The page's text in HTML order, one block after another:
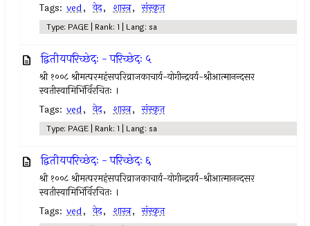
Tags: ved, वेद, शास्त्र, संस्कृत
Type: PAGE | Rank: 1 | Lang: sa
द्वितीयपरिच्छेदः - परिच्छेदः ५
श्री १००८ श्रीमत्परमहंसपरिव्राजकाचार्य-योगीन्द्रवर्य-श्रीआत्मानन्दसर
स्वतीस्वामिभिंर्विरचितः ।
Tags: ved, वेद, शास्त्र, संस्कृत
Type: PAGE | Rank: 1 | Lang: sa
द्वितीयपरिच्छेदः - परिच्छेदः ६
श्री १००८ श्रीमत्परमहंसपरिव्राजकाचार्य-योगीन्द्रवर्य-श्रीआत्मानन्दसर
स्वतीस्वामिभिंर्विरचितः ।
Tags: ved, वेद, शास्त्र, संस्कृत